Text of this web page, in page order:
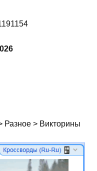
Разное > Викторины